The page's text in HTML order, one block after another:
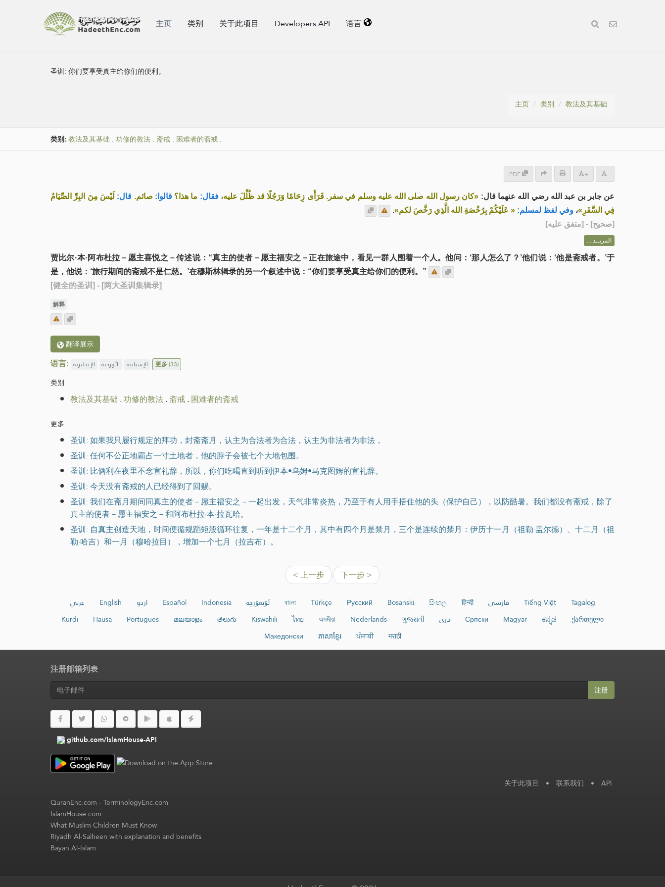
主页 类别 关于此项目 Developers API 语言
圣训:你们要享受真主给你们的便利。
主页 类别 教法及其基础
类别: 教法及其基础 . 功修的教法 . 斋戒 . 困难者的斋戒 .
PDF + -
عن جابر بن عبد الله رضي الله عنهما قال: «كان رسول الله صلى الله عليه وسلم في سفر. فَرَأَى زِحَامًا وَرَجُلًا قد ظُلِّلَ عليه، فقال: ما هذا؟ قالوا: صائم. قال: لَيْسَ مِنَ البِرِّ الصِّيَامُ
فِي السَّفَرِ»، وفي لفظ لمسلم: « عَلَيْكُمْ بِرُخْصَةِ الله الَّذِي رَخَّصَ لكم».
[صحيح] - [متفق عليه]
المزيــد ...
贾比尔·本·阿布杜拉－愿主喜悦之－传述说：“真主的使者－愿主福安之－正在旅途中，看见一群人围着一个人。他问：‘那人怎么了？’他们说：‘他是斋戒者。’于
是，他说：‘旅行期间的斋戒不是仁慈。’在穆斯林辑录的另一个叙述中说：“你们要享受真主给你们的便利。”
[健全的圣训] - [两大圣训集辑录]
解释
翻译展示
语言: الإنجليزية الأوردية الإسبانية 更多(33)
类别
教法及其基础 .功修的教法.斋戒.困难者的斋戒
更多
圣训: 如果我只履行规定的拜功，封斋斋月，认主为合法者为合法，认主为非法者为非法，
圣训: 任何不公正地霸占一寸土地者，他的脖子会被七个大地包围。
圣训: 比俩利在夜里不念宣礼辞，所以，你们吃喝直到听到伊本•乌姆•马克图姆的宣礼辞。
圣训: 今天没有斋戒的人已经得到了回赐。
圣训: 我们在斋月期间同真主的使者－愿主福安之－一起出发，天气非常炎热，乃至于有人用手捂住他的头（保护自己），以防酷暑。我们都没有斋戒，除了
真主的使者－愿主福安之－和阿布杜拉·本·拉瓦哈。
圣训: 自真主创造天地，时间便循规蹈矩般循环往复，一年是十二个月，其中有四个月是禁月，三个是连续的禁月：伊历十一月（祖勒·盖尔德）、十二月（祖
勒·哈吉）和一月（穆哈拉目），增加一个七月（拉吉布）。
< 上一步 下一步 >
عربي English اردو Español Indonesia ئۇيغۇرچە বাংলা Türkçe Русский Bosanski සිංහල हिन्दी فارسی Tiếng Việt
Tagalog
Kurdî
Hausa Português മലയാളം తెలుగు Kiswahili ไทย অসমীয়া Nederlands ગુજરાતી دری Српски Magyar ಕನ್ನಡ
ქართული
Македонски
ភាសាខ្មែរ ਪੰਜਾਬੀ मराठी
注册邮箱列表
注册
github.com/IslamHouse-API
关于此项目 • 联系我们 • API
QuranEnc.com-TerminologyEnc.com
IslamHouse.com
What Muslim Children Must Know
Riyadh Al-Salheen with explanation and benefits
Bayan Al-Islam